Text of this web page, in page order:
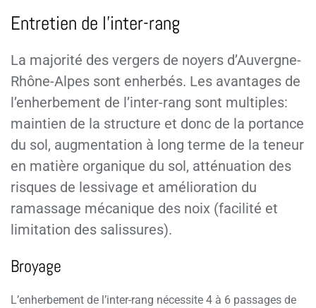
Entretien de l’inter-rang
La majorité des vergers de noyers d’Auvergne-
Rhône-Alpes sont enherbés. Les avantages de
l’enherbement de l’inter-rang sont multiples:
maintien de la structure et donc de la portance
du sol, augmentation à long terme de la teneur
en matière organique du sol, atténuation des
risques de lessivage et amélioration du
ramassage mécanique des noix (facilité et
limitation des salissures).
Broyage
L’enherbement de l’inter-rang nécessite 4 à 6 passages de